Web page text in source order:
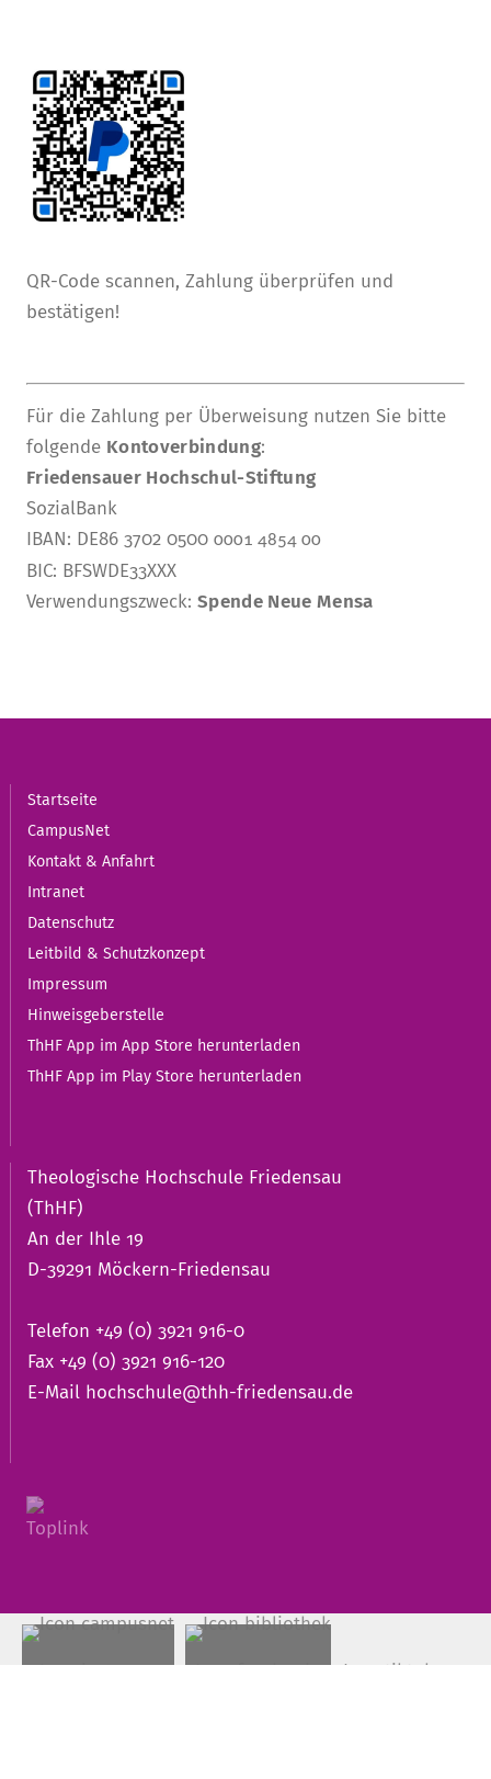
QR-Code scannen, Zahlung überprüfen und
bestätigen!
Für die Zahlung per Überweisung nutzen Sie bitte
folgende Kontoverbindung:
Friedensauer Hochschul-Stiftung
SozialBank
IBAN: DE86 3702 0500 0001 4854 00
BIC: BFSWDE33XXX
Verwendungszweck: Spende Neue Mensa
Startseite
CampusNet
Kontakt & Anfahrt
Intranet
Datenschutz
Leitbild & Schutzkonzept
Impressum
Hinweisgeberstelle
ThHF App im App Store herunterladen
ThHF App im Play Store herunterladen
Theologische Hochschule Friedensau
(ThHF)
An der Ihle 19
D-39291 Möckern-Friedensau
Telefon +49 (0) 3921 916-0
Fax +49 (0) 3921 916-120
E-Mail hochschule@thh-friedensau.de